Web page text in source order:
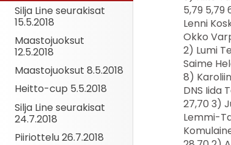
Silja Line seurakisat
15.5.2018
Maastojuoksut
12.5.2018
Maastojuoksut 8.5.2018
Heitto-cup 5.5.2018
Silja Line seurakisat
24.7.2018
Piiriottelu 26.7.2018